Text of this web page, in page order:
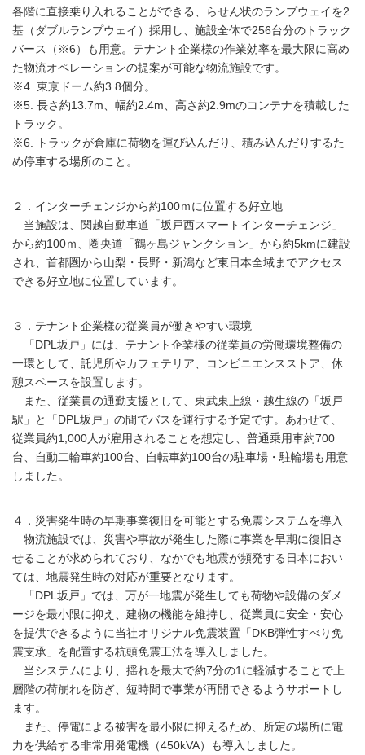
各階に直接乗り入れることができる、らせん状のランプウェイを2
基（ダブルランプウェイ）採用し、施設全体で256台分のトラック
バース（※6）も用意。テナント企業様の作業効率を最大限に高め
た物流オペレーションの提案が可能な物流施設です。
※4. 東京ドーム約3.8個分。
※5. 長さ約13.7m、幅約2.4m、高さ約2.9mのコンテナを積載した
トラック。
※6. トラックが倉庫に荷物を運び込んだり、積み込んだりするた
め停車する場所のこと。
２．インターチェンジから約100ｍに位置する好立地
当施設は、関越自動車道「坂戸西スマートインターチェンジ」
から約100ｍ、圏央道「鶴ヶ島ジャンクション」から約5kmに建設
され、首都圏から山梨・長野・新潟など東日本全域までアクセス
できる好立地に位置しています。
３．テナント企業様の従業員が働きやすい環境
「DPL坂戸」には、テナント企業様の従業員の労働環境整備の
一環として、託児所やカフェテリア、コンビニエンスストア、休
憩スペースを設置します。
また、従業員の通勤支援として、東武東上線・越生線の「坂戸
駅」と「DPL坂戸」の間でバスを運行する予定です。あわせて、
従業員約1,000人が雇用されることを想定し、普通乗用車約700
台、自動二輪車約100台、自転車約100台の駐車場・駐輪場も用意
しました。
４．災害発生時の早期事業復旧を可能とする免震システムを導入
物流施設では、災害や事故が発生した際に事業を早期に復旧さ
せることが求められており、なかでも地震が頻発する日本におい
ては、地震発生時の対応が重要となります。
「DPL坂戸」では、万が一地震が発生しても荷物や設備のダメ
ージを最小限に抑え、建物の機能を維持し、従業員に安全・安心
を提供できるように当社オリジナル免震装置「DKB弾性すべり免
震支承」を配置する杭頭免震工法を導入しました。
当システムにより、揺れを最大で約7分の1に軽減することで上
層階の荷崩れを防ぎ、短時間で事業が再開できるようサポートし
ます。
また、停電による被害を最小限に抑えるため、所定の場所に電
力を供給する非常用発電機（450kVA）も導入しました。